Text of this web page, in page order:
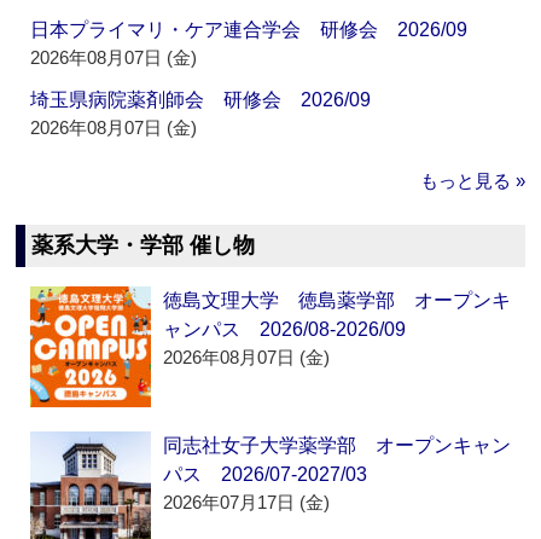
日本プライマリ・ケア連合学会 研修会 2026/09
2026年08月07日 (金)
埼玉県病院薬剤師会 研修会 2026/09
2026年08月07日 (金)
もっと見る »
薬系大学・学部 催し物
徳島文理大学 徳島薬学部 オープンキ
ャンパス 2026/08-2026/09
2026年08月07日 (金)
同志社女子大学薬学部 オープンキャン
パス 2026/07-2027/03
2026年07月17日 (金)